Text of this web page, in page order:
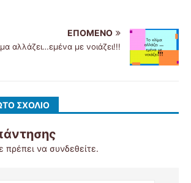
ΕΠΌΜΕΝΟ
αλλάζει…εμένα με νοιάζει!!!
ΣΧΌΛΙΟ
πρέπει να συνδεθείτε.